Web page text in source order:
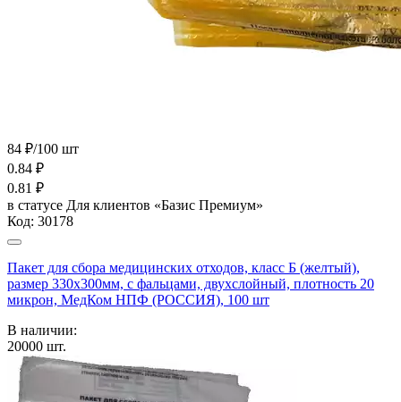
84 ₽/100 шт
0.84 ₽
0.81 ₽
в статусе Для клиентов «Базис Премиум»
Код: 30178
Пакет для сбора медицинских отходов, класс Б (желтый),
размер 330х300мм, с фальцами, двухслойный, плотность 20
микрон, МедКом НПФ (РОССИЯ), 100 шт
В наличии:
20000 шт.